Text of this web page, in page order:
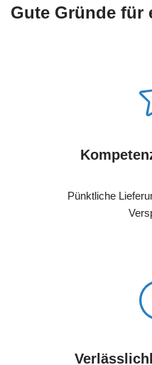
Gute Gründe für
Pünktliche